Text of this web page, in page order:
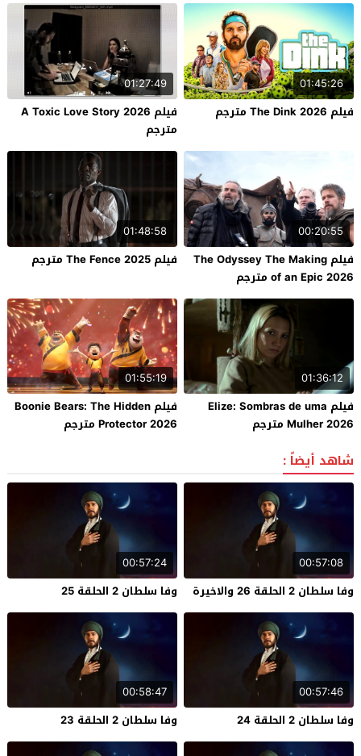
01:45:26
فيلم The Dink 2026 مترجم
01:27:49
فيلم A Toxic Love Story 2026
مترجم
00:20:55
فيلم The Odyssey The Making
of an Epic 2026 مترجم
01:48:58
فيلم The Fence 2025 مترجم
01:36:12
فيلم Elize: Sombras de uma
Mulher 2026 مترجم
01:55:19
فيلم Boonie Bears: The Hidden
Protector 2026 مترجم
شاهد أيضاً :
00:57:08
وفا سلطان 2 الحلقة 26 والاخيرة
00:57:24
وفا سلطان 2 الحلقة 25
00:57:46
وفا سلطان 2 الحلقة 24
00:58:47
وفا سلطان 2 الحلقة 23